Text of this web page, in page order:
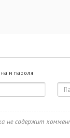
и пароля
не содержит